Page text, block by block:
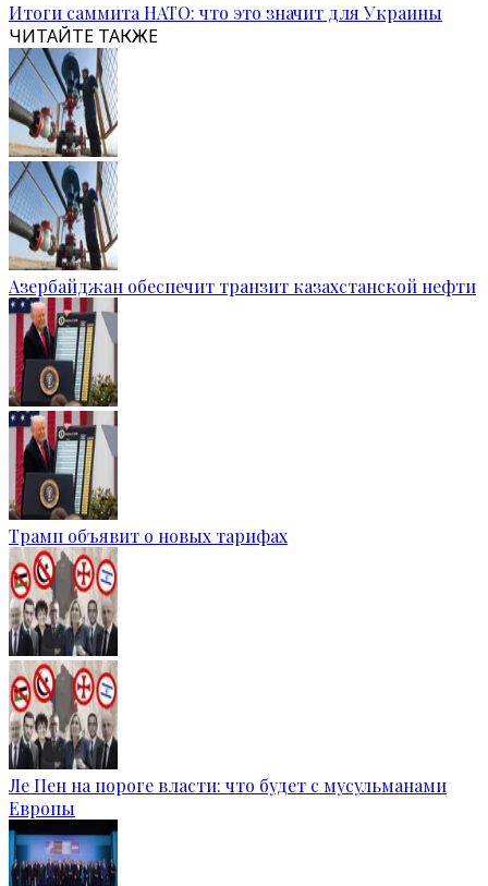
Итоги саммита НАТО: что это значит для Украины
ЧИТАЙТЕ ТАКЖЕ
Азербайджан обеспечит транзит казахстанской нефти
Трамп объявит о новых тарифах
Ле Пен на пороге власти: что будет с мусульманами
Европы